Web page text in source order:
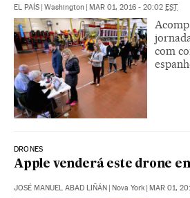
EL PAÍS | Washington | MAR 01, 2016 - 20:02 EST
com
DRONES
Apple venderá este drone
JOSÉ MANUEL ABAD LIÑÁN | Nova York | MAR 01,